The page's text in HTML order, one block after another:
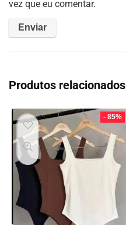
vez que eu comentar.
Produtos relacionados
- 85%